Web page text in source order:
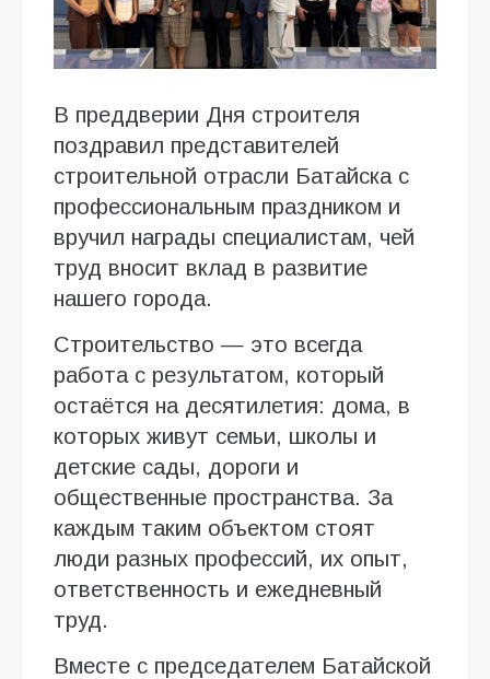
В преддверии Дня строителя
поздравил представителей
строительной отрасли Батайска с
профессиональным праздником и
вручил награды специалистам, чей
труд вносит вклад в развитие
нашего города.
Строительство — это всегда
работа с результатом, который
остаётся на десятилетия: дома, в
которых живут семьи, школы и
детские сады, дороги и
общественные пространства. За
каждым таким объектом стоят
люди разных профессий, их опыт,
ответственность и ежедневный
труд.
Вместе с председателем Батайской